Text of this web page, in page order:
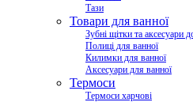
Тази
Товари для ванної
Зубні щітки та аксесуари
Полиці для ванної
Килимки для ванної
Аксесуари для ванної
Термоси
Термоси харчові